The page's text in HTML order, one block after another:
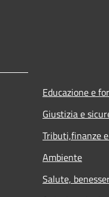
Educazione e
Giustizia e
Tributi,finanze
Ambiente
Salute,